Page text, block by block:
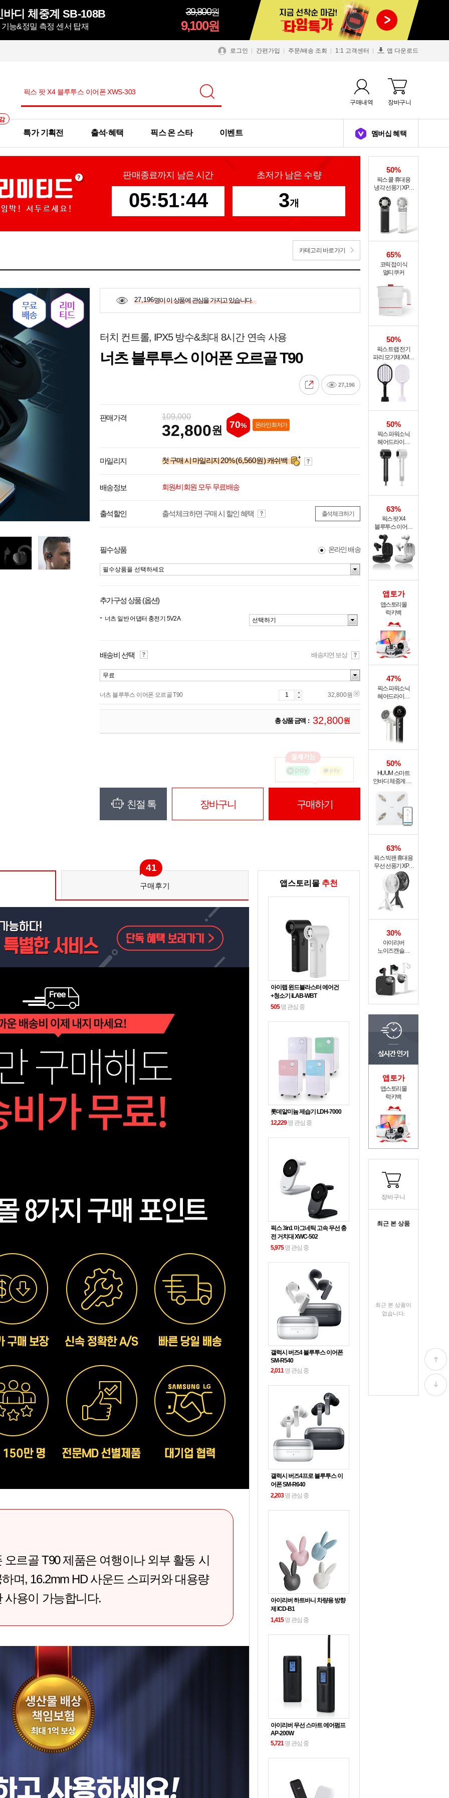
디 체중계 SB-108B
능&정밀 측정 센서 탑재
39,800원
9,100원
로그인 간편가입 주문/배송 조회 1:1 고객센터 앱 다운로드
구매내역 장바구니
특가 기획전 출석·혜택 픽스 온 스타 이벤트 멤버십 혜택
판매종료까지 남은 시간
05:51:43
초저가 남은 수량
3개
카테고리 바로가기
27,196명이 이 상품에 관심을 가지고 있습니다.
터치 컨트롤, IPX5 방수&최대 8시간 연속 사용
너츠 블루투스 이어폰 오르골 T90
27,196
판매가격 109,000
32,800원 70% 온라인 최저가
마일리지 첫 구매 시 마일리지20%(6,560원)캐쉬백
배송정보 회원/비회원 모두 무료배송
출석할인 출석체크하면 구매 시 할인 혜택 출석체크하기
필수상품 온라인 배송
필수상품을 선택하세요
추가구성 상품 (옵션)
너츠 일반 어댑터 충전기 5V2A 선택하기
배송지연 보상
배송비 선택
무료
너츠 블루투스 이어폰 오르골 T90 32,800원
총 상품 금액 : 32,800원
친절 톡 장바구니 구매하기
구매후기
41
르골 T90 제품은 여행이나 외부 활동 시
며, 16.2mm HD 사운드 스피커와 대용량
사용이 가능합니다.
앱스토리몰 추천
아이랩 윈드블라스터 에어건
+청소기 iLAB-WBT
505명 관심 중
롯데알미늄 제습기 LDH-7000
12,229명 관심 중
픽스 3in1 마그네틱 고속 무선 충
전 거치대 XWC-502
5,975명 관심 중
갤럭시 버즈4 블루투스 이어폰
SM-R540
2,011명 관심 중
갤럭시 버즈4프로 블루투스 이
어폰 SM-R640
2,203명 관심 중
아이리버 하트바니 차량용 방향
제 ICD-B1
1,415명 관심 중
아이리버 무선 스마트 에어펌프
AP-200W
5,721 명 관심 중
50%
픽스 쿨 휴대용
냉각 선풍기 XPF-
65%
코릭 접이식
멀티쿠커
50%
픽스 트랩 전기
파리 모기채 XMR-
301
50%
픽스 파워소닉
헤어드라이기
XHS-701
63%
픽스 팟 X4
블루투스 이어폰
XWS-303
앱토가
앱스토리몰
럭키백
47%
픽스 파워소닉
헤어드라이기
XHS-702
50%
HUUM 스마트
인바디 체중계 SB-
63%
픽스 빅팬 휴대용
무선 선풍기 XPF-
702
30%
아이리버
노이즈캔슬링
무선이어폰 ITW-
ANC4
앱토가
앱스토리몰
럭키백
장바구니
최근 본 상품
최근 본 상품이
없습니다.